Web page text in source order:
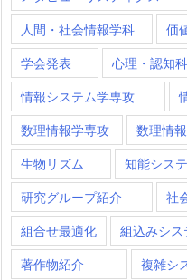
人間・社会情報学科 価
学会発表 心理・認知
情報システム学専攻
数理情報学専攻 数理情
生物リズム 知能シス
研究グループ紹介 社
組合せ最適化 組込みシス
著作物紹介 複雑シ